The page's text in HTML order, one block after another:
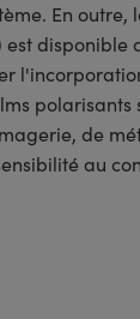
En outre,
est disponible
polarisants
de
au